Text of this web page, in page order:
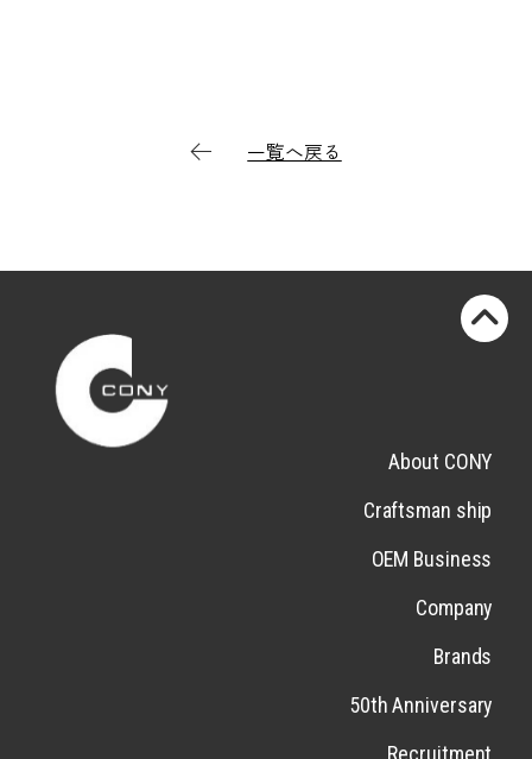
一覧へ戻る
About CONY
Craftsman ship
OEM Business
Company
Brands
50th Anniversary
Recruitment